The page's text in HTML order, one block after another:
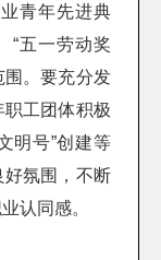
青年先进典
“五一劳动奖
围。要充分发
工团体积极
明号”创建等
好氛围，不断
认同感。